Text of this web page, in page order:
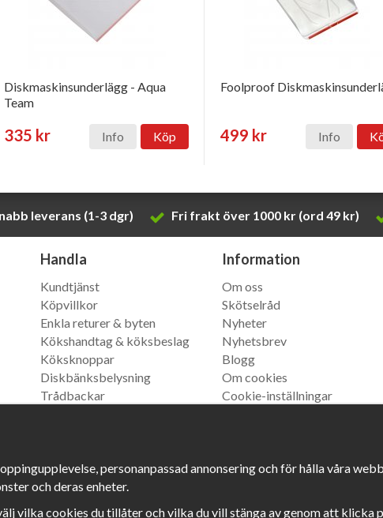
Diskmaskinsunderlägg - Aqua
Team
335 kr Info Köp
Foolproof
499 kr Info
leverans (1-3 dgr) Fri frakt över 1000 kr (ord 49 kr)
Handla
Kundtjänst
Köpvillkor
Enkla returer & byten
Kökshandtag & köksbeslag
Köksknoppar
Diskbänksbelysning
Trådbackar
Information
Om oss
Skötselråd
Nyheter
Nyhetsbrev
Blogg
Om cookies
Cookie-inställningar
personanpassad annonsering och för hålla våra
och deras enheter.
vilka cookies du tillåter och vilka du vill stänga av genom att klicka